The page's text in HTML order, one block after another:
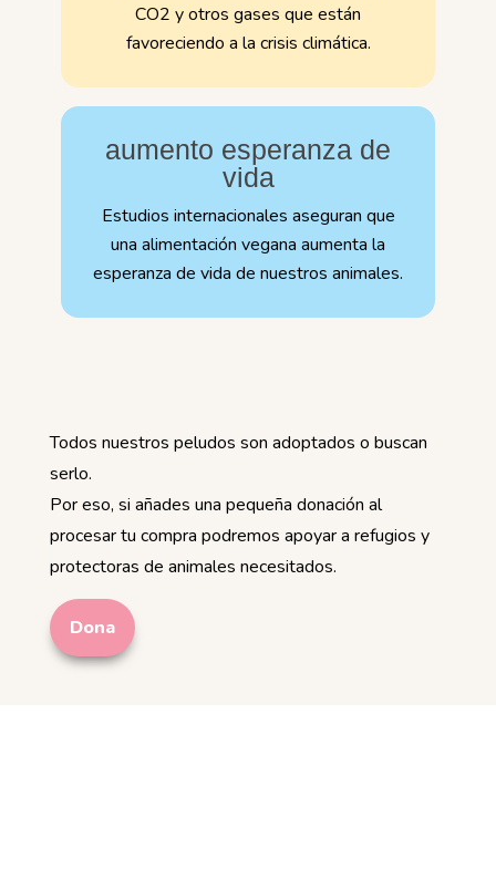
CO2 y otros gases que están
favoreciendo a la crisis climática.
aumento esperanza de
vida
Estudios internacionales aseguran que
una alimentación vegana aumenta la
esperanza de vida de nuestros animales.
Todos nuestros peludos son adoptados o buscan
serlo.
Por eso, si añades una pequeña donación al
procesar tu compra podremos apoyar a refugios y
protectoras de animales necesitados.
Dona